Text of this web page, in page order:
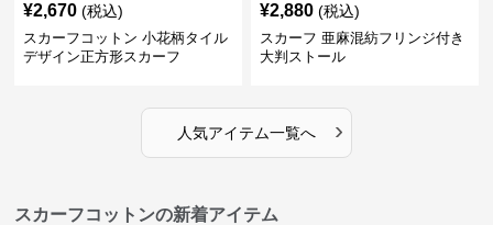
¥2,670 (税込)
スカーフコットン 小花柄タイル
デザイン正方形スカーフ
¥2,880 (税込)
スカーフ 亜麻混紡フリンジ付き
大判ストール
人気アイテム一覧へ ›
スカーフコットンの新着アイテム